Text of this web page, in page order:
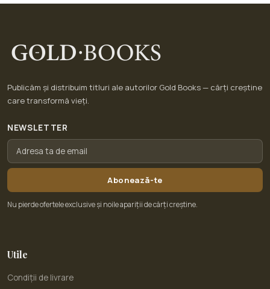
Publicăm și distribuim titluri ale autorilor Gold Books — cărți creștine
care transformă vieți.
NEWSLETTER
Abonează-te
Nu pierde ofertele exclusive și noile apariții de cărți creștine.
Utile
Condiții de livrare